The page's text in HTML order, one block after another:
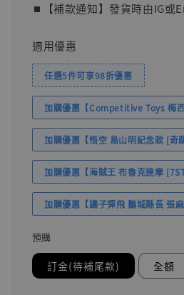
⏹︎【補款通知】發貨時由IG或
適用優惠
任選5件可享98折優惠
加購優惠【Competitive Toys 梅
加購優惠【悟空 鳥山明紀念款 [奇
加購優惠【海賊王 布魯克達摩
加購優惠【讓子彈飛 鵝城縣長 張
預購
訂金(待補尾款) 全額